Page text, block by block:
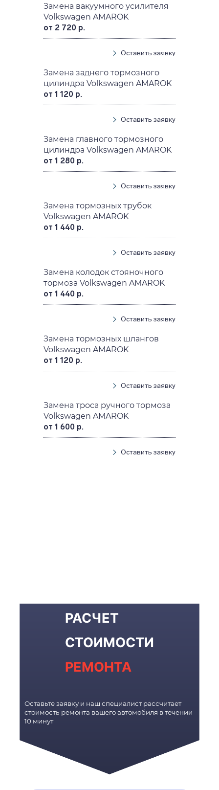
Замена вакуумного усилителя
Volkswagen AMAROK
от 2 720 р.
Оставить заявку
Замена заднего тормозного
цилиндра Volkswagen AMAROK
от 1 120 р.
Оставить заявку
Замена главного тормозного
цилиндра Volkswagen AMAROK
от 1 280 р.
Оставить заявку
Замена тормозных трубок
Volkswagen AMAROK
от 1 440 р.
Оставить заявку
Замена колодок стояночного
тормоза Volkswagen AMAROK
от 1 440 р.
Оставить заявку
Замена тормозных шлангов
Volkswagen AMAROK
от 1 120 р.
Оставить заявку
Замена троса ручного тормоза
Volkswagen AMAROK
от 1 600 р.
Оставить заявку
РАСЧЕТ
СТОИМОСТИ
РЕМОНТА
Оставьте заявку и наш специалист рассчитает
стоимость ремонта вашего автомобиля в течении
10 минут